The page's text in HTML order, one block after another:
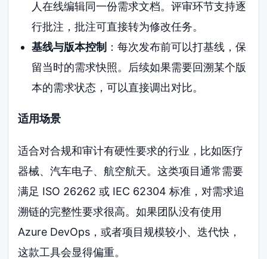
人在线编辑同一份需求文档。评审环节支持逐
行批注，批注可直接转为修改任务。
基线与版本控制 ：每次发布前可以打基线，保
留当时的需求快照。后续如果需要回溯某个版
本的需求状态，可以直接调出对比。
适用场景
适合对合规和审计有硬性要求的行业，比如医疗
器械、汽车电子、航空航天。这类项目通常需要
满足 ISO 26262 或 IEC 62304 标准，对需求追
溯链的完整性要求很高。如果团队没有使用
Azure DevOps，或者项目规模较小、迭代快，
这款工具会显得偏重。